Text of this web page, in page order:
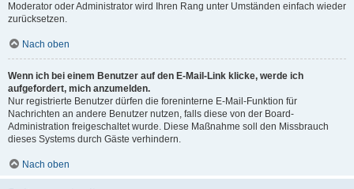
Moderator oder Administrator wird Ihren Rang unter Umständen einfach wieder
zurücksetzen.
Nach oben
Wenn ich bei einem Benutzer auf den E-Mail-Link klicke, werde ich
aufgefordert, mich anzumelden.
Nur registrierte Benutzer dürfen die foreninterne E-Mail-Funktion für
Nachrichten an andere Benutzer nutzen, falls diese von der Board-
Administration freigeschaltet wurde. Diese Maßnahme soll den Missbrauch
dieses Systems durch Gäste verhindern.
Nach oben